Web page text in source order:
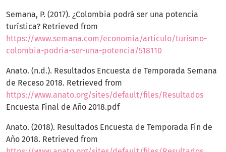
Semana, P. (2017). ¿Colombia podrá ser una potencia
turística? Retrieved from
https://www.semana.com/economia/articulo/turismo-
colombia-podria-ser-una-potencia/518110
Anato. (n.d.). Resultados Encuesta de Temporada Semana
de Receso 2018. Retrieved from
https://www.anato.org/sites/default/files/Resultados
Encuesta Final de Año 2018.pdf
Anato. (2018). Resultados Encuesta de Temporada Fin de
Año 2018. Retrieved from